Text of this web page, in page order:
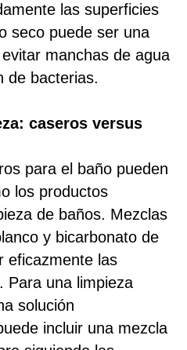
las superficies
seco puede ser una
manchas de agua
de bacterias.
caseros versus
para el baño pueden
los productos
de baños. Mezclas
y bicarbonato de
eficazmente las
Para una limpieza
solución
incluir una mezcla